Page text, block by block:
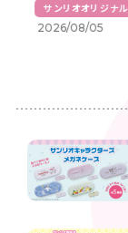
サンリオオリジナル
2026/08/05